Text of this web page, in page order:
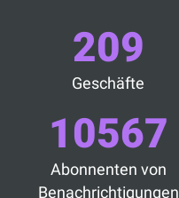
209
Geschäfte
10567
Abonnenten von
Benachrichtigungen